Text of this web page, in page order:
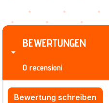
BEWERTUNGEN
0 recensioni
Bewertung schreiben